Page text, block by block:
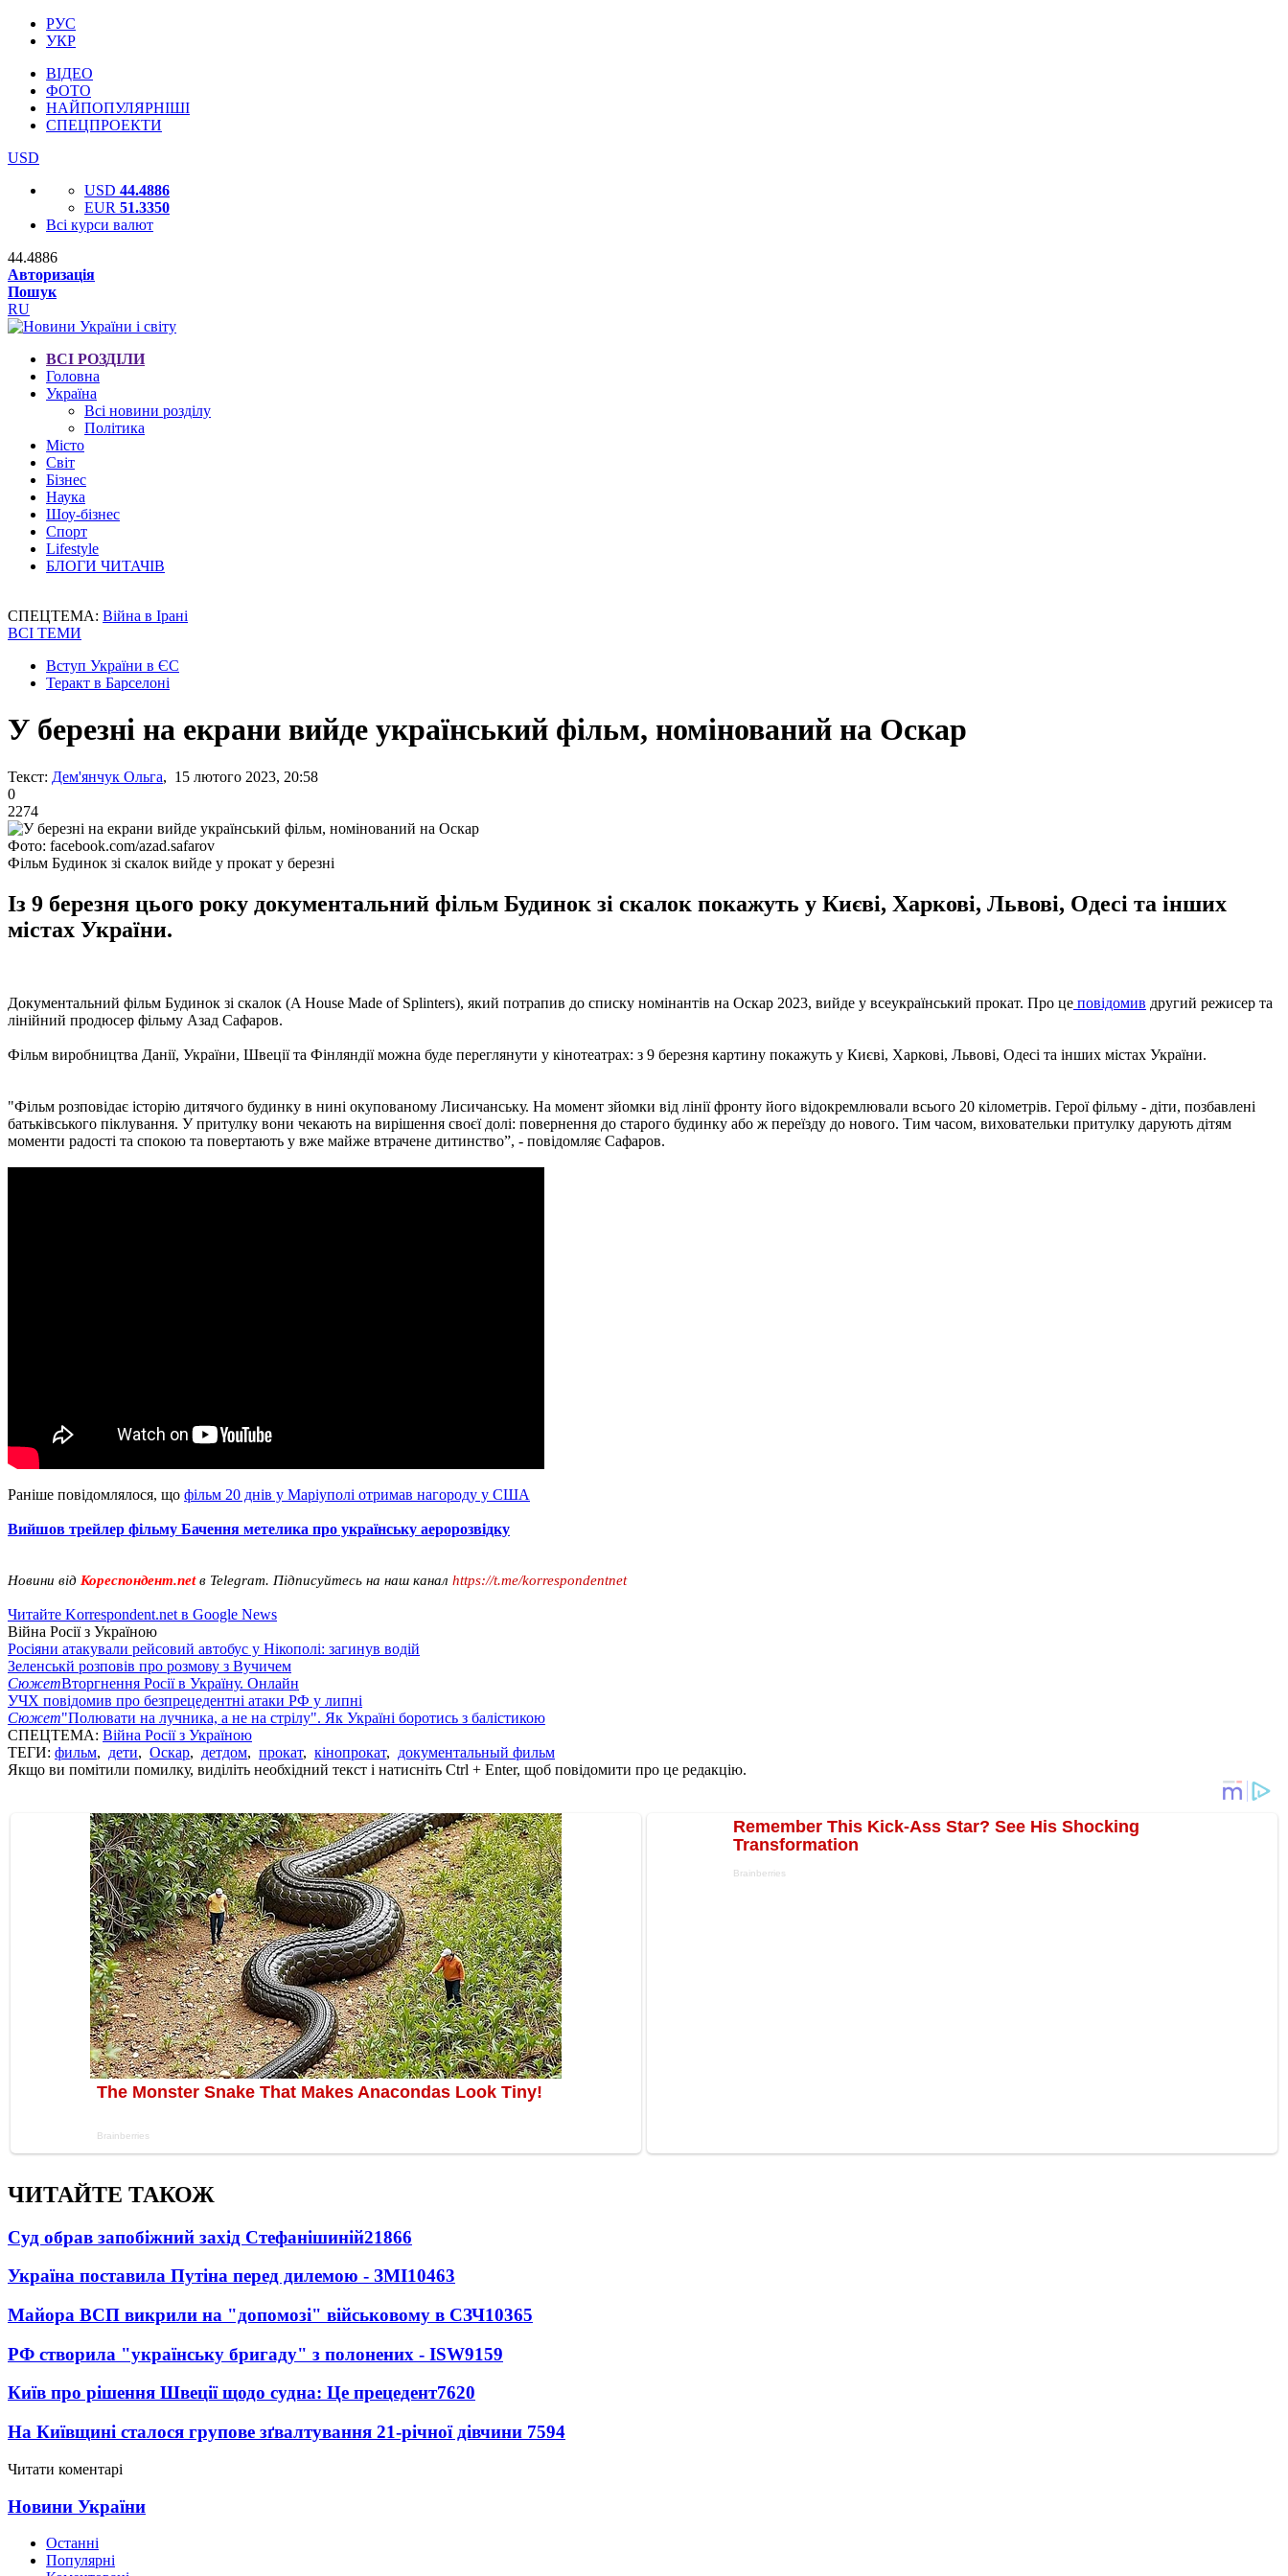
РУС
УКР
ВІДЕО
ФОТО
НАЙПОПУЛЯРНІШІ
СПЕЦПРОЕКТИ
USD
USD 44.4886
EUR 51.3350
Всі курси валют
44.4886
Авторизація
Пошук
RU
ВСІ РОЗДІЛИ
Головна
Україна
Всі новини розділу
Політика
Місто
Світ
Бізнес
Наука
Шоу-бізнес
Спорт
Lifestyle
БЛОГИ ЧИТАЧІВ
СПЕЦТЕМА: Війна в Ірані
ВСІ ТЕМИ
Вступ України в ЄС
Теракт в Барселоні
У березні на екрани вийде український фільм, номінований на Оскар
Текст: Дем'янчук Ольга, 15 лютого 2023, 20:58
0
2274
Фото: facebook.com/azad.safarov
Фільм Будинок зі скалок вийде у прокат у березні
Із 9 березня цього року документальний фільм Будинок зі скалок покажуть у Києві, Харкові, Львові, Одесі та інших
містах України.
Документальний фільм Будинок зі скалок (A House Made of Splinters), який потрапив до списку номінантів на Оскар 2023, вийде у всеукраїнський прокат. Про це повідомив другий режисер та
лінійний продюсер фільму Азад Сафаров.
Фільм виробництва Данії, України, Швеції та Фінляндії можна буде переглянути у кінотеатрах: з 9 березня картину покажуть у Києві, Харкові, Львові, Одесі та інших містах України.
"Фільм розповідає історію дитячого будинку в нині окупованому Лисичанську. На момент зйомки від лінії фронту його відокремлювали всього 20 кілометрів. Герої фільму - діти, позбавлені
батьківського піклування. У притулку вони чекають на вирішення своєї долі: повернення до старого будинку або ж переїзду до нового. Тим часом, виховательки притулку дарують дітям
моменти радості та спокою та повертають у вже майже втрачене дитинство”, - повідомляє Сафаров.
Раніше повідомлялося, що фільм 20 днів у Маріуполі отримав нагороду у США
Вийшов трейлер фільму Бачення метелика про українську аеророзвідку
Новини від Кореспондент.netв Telegram. Підписуйтесь на наш канал https://t.me/korrespondentnet
Читайте Korrespondent.net в Google News
Війна Росії з Україною
Росіяни атакували рейсовий автобус у Нікополі: загинув водій
Зеленськй розповів про розмову з Вучичем
СюжетВторгнення Росії в Україну. Онлайн
УЧХ повідомив про безпрецедентні атаки РФ у липні
Сюжет"Полювати на лучника, а не на стрілу". Як Україні боротись з балістикою
СПЕЦТЕМА: Війна Росії з Україною
ТЕГИ: фильм, дети, Оскар, детдом, прокат, кінопрокат, документальный фильм
Якщо ви помітили помилку, виділіть необхідний текст і натисніть Ctrl + Enter, щоб повідомити про це редакцію.
ЧИТАЙТЕ ТАКОЖ
Суд обрав запобіжний захід Стефанішиній21866
Україна поставила Путіна перед дилемою - ЗМІ10463
Майора ВСП викрили на "допомозі" військовому в СЗЧ10365
РФ створила "українську бригаду" з полонених - ISW9159
Київ про рішення Швеції щодо судна: Це прецедент7620
На Київщині сталося групове зґвалтування 21-річної дівчини 7594
Читати коментарі
Новини України
Останні
Популярні